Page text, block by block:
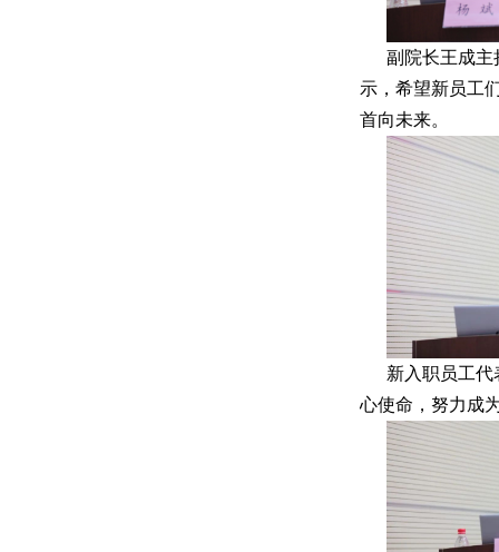
副院长王成
示，希望新员工
首向未来。
新入职员工
心使命，努力成